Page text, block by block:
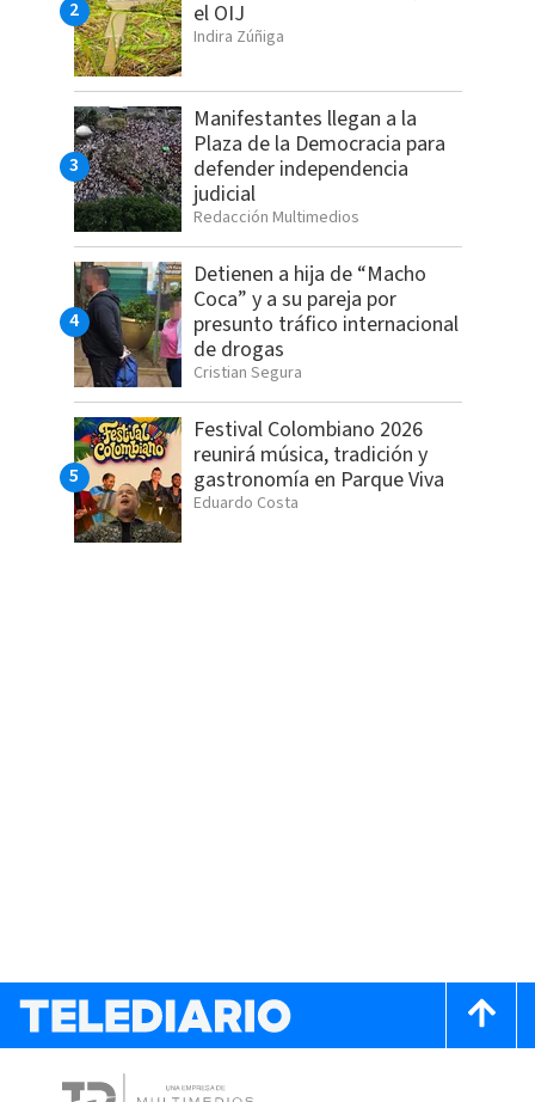
el OIJ
Indira Zúñiga
Manifestantes llegan a la
Plaza de la Democracia para
defender independencia
judicial
Redacción Multimedios
Detienen a hija de “Macho
Coca” y a su pareja por
presunto tráfico internacional
de drogas
Cristian Segura
Festival Colombiano 2026
reunirá música, tradición y
gastronomía en Parque Viva
Eduardo Costa